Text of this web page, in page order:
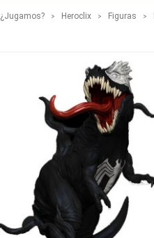
¿Jugamos? Heroclix Figuras